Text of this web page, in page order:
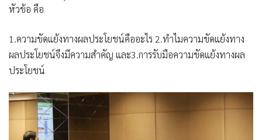
หัวข้อ คือ
1.ความขัดแย้งทางผลประโยชน์คืออะไร 2.ทำไมความขัดแย้งทาง
ผลประโยชน์จึงมีความสำคัญ และ3.การรับมือความขัดแย้งทางผล
ประโยชน์